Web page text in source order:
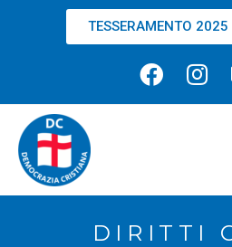
TESSERAMENTO 2025
DIRITTI